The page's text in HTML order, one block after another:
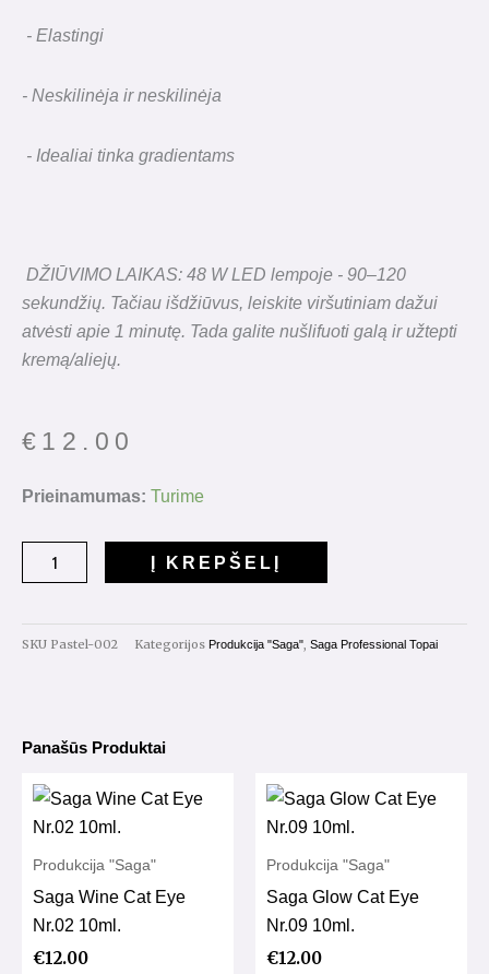
- Elastingi
- Neskilinėja ir neskilinėja
- Idealiai tinka gradientams
DŽIŪVIMO LAIKAS: 48 W LED lempoje - 90–120
sekundžių. Tačiau išdžiūvus, leiskite viršutiniam dažui
atvėsti apie 1 minutę. Tada galite nušlifuoti galą ir užtepti
kremą/aliejų.
€ 12.00
Prieinamumas: Turime
produkto
Pastel
Nr.002
Į KREPŠELĮ
SKU Pastel-002 Kategorijos Produkcija "Saga", Saga Professional Topai
Panašūs Produktai
Produkcija "Saga"
Saga Wine Cat Eye
Nr.02 10ml.
€12.00
Produkcija "Saga"
Saga Glow Cat Eye
Nr.09 10ml.
€12.00